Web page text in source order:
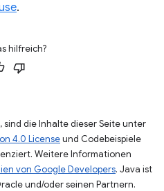
.
hilfreich?
die Inhalte dieser Seite unter
4.0 Licenseund Codebeispiele
Weitere Informationen
von Google Developers. Java ist
und/oder seinen Partnern.